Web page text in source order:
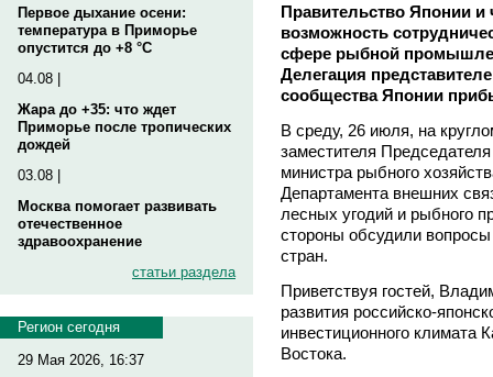
Первое дыхание осени:
температура в Приморье
опустится до +8 °C
04.08 |
Жара до +35: что ждет
Приморье после тропических
дождей
03.08 |
Москва помогает развивать
отечественное
здравоохранение
статьи раздела
Регион сегодня
29 Мая 2026, 16:37
Правительство Японии
возможность
сфере рыбной
Делегация
сообщества Японии
В среду, 26 июля, на
заместителя
министра рыбного
Департамента внешних
лесных угодий и рыбного
стороны обсудили
стран.
Приветствуя гостей,
развития российско-
инвестиционного климата
Востока.